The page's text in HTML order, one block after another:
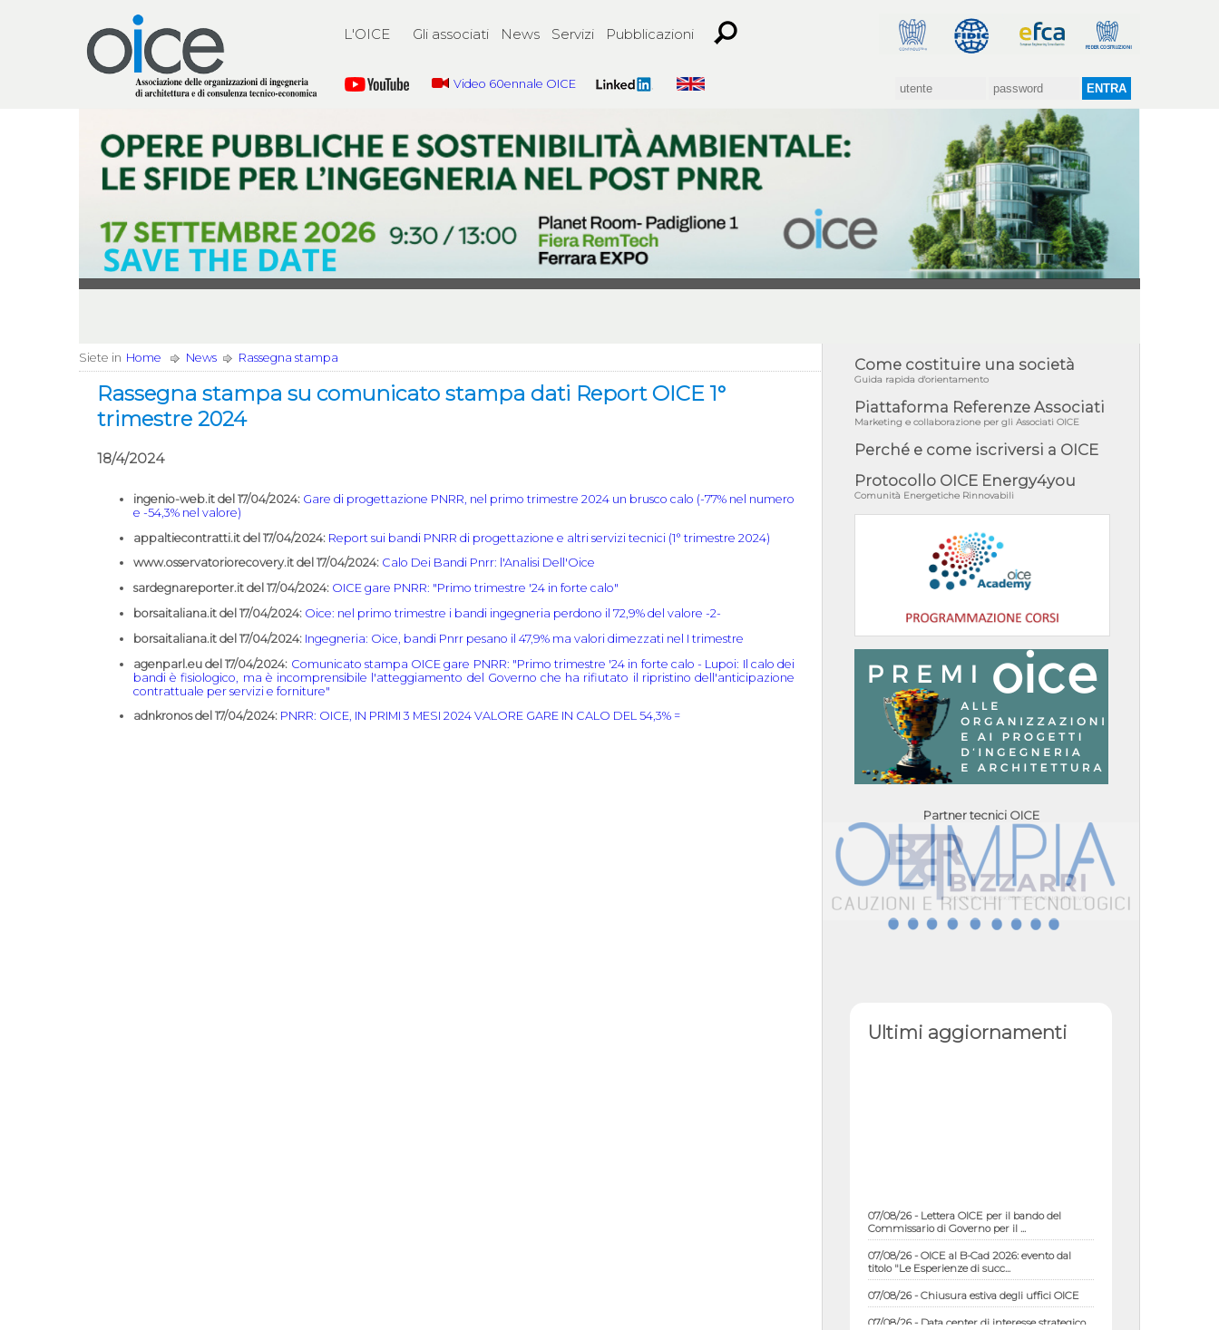
L'OICE Gli associati News Servizi Pubblicazioni
Video 60ennale OICE
Siete in Home News Rassegna stampa
Rassegna stampa su comunicato stampa dati Report OICE 1°
trimestre 2024
18/4/2024
ingenio-web.it del 17/04/2024: Gare di progettazione PNRR, nel primo trimestre 2024 un brusco calo (-77% nel numero
e -54,3% nel valore)
appaltiecontratti.it del 17/04/2024: Report sui bandi PNRR di progettazione e altri servizi tecnici (1° trimestre 2024)
www.osservatoriorecovery.it del 17/04/2024: Calo Dei Bandi Pnrr: l'Analisi Dell'Oice
sardegnareporter.it del 17/04/2024: OICE gare PNRR: "Primo trimestre '24 in forte calo"
borsaitaliana.it del 17/04/2024: Oice: nel primo trimestre i bandi ingegneria perdono il 72,9% del valore -2-
borsaitaliana.it del 17/04/2024: Ingegneria: Oice, bandi Pnrr pesano il 47,9% ma valori dimezzati nel I trimestre
agenparl.eu del 17/04/2024: Comunicato stampa OICE gare PNRR: "Primo trimestre '24 in forte calo - Lupoi: Il calo dei
bandi è fisiologico, ma è incomprensibile l'atteggiamento del Governo che ha rifiutato il ripristino dell'anticipazione
contrattuale per servizi e forniture"
adnkronos del 17/04/2024: PNRR: OICE, IN PRIMI 3 MESI 2024 VALORE GARE IN CALO DEL 54,3% =
Come costituire una società
Guida rapida d'orientamento
Piattaforma Referenze Associati
Marketing e collaborazione per gli Associati OICE
Perché e come iscriversi a OICE
Protocollo OICE Energy4you
Comunità Energetiche Rinnovabili
Partner tecnici OICE
Ultimi aggiornamenti
Commissario di Governo per il ...
07/08/26 - OICE al B-Cad 2026: evento dal
titolo "Le Esperienze di succ...
07/08/26 - Chiusura estiva degli uffici OICE
07/08/26 - Data center di interesse strategico
nazionale; interventi pe...